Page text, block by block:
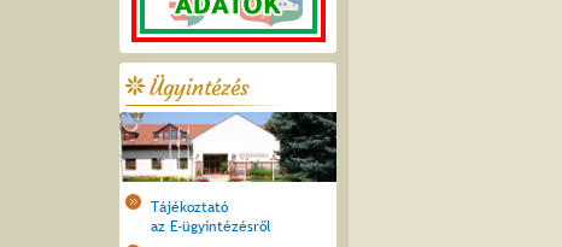
Ügyintézés
Tájékoztató
az E-ügyintézésről